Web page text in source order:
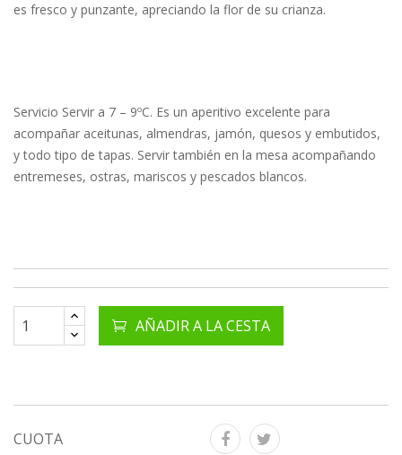
es fresco y punzante, apreciando la flor de su crianza.
Servicio Servir a 7 – 9ºC. Es un aperitivo excelente para
acompañar aceitunas, almendras, jamón, quesos y embutidos,
y todo tipo de tapas. Servir también en la mesa acompañando
entremeses, ostras, mariscos y pescados blancos.
AÑADIR A LA CESTA
CUOTA